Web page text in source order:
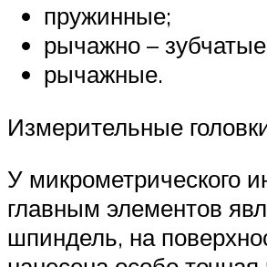
пружинные;
рычажно –
рычажные.
Измерительные
У микрометрического
главным элементов
шпиндель, на